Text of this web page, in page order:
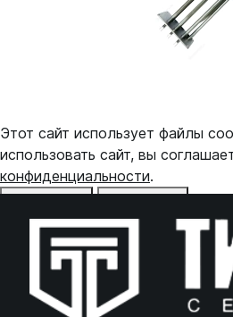
Этот сайт использует файлы
использовать сайт, вы
конфиденциальности.
Online чат